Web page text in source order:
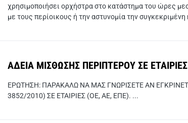
χρησιμοποιήσει ορχήστρα στο κατάστημα του ώρες
με τους περίοικους ή την αστυνομία την
ΑΔΕΙΑ ΜΙΣΘΩΣΗΣ ΠΕΡΙΠΤΕΡΟΥ ΣΕ ΕΤΑΙΡΙΕΣ
ΕΡΩΤΗΣΗ: ΠΑΡΑΚΑΛΩ ΝΑ ΜΑΣ ΓΝΩΡΙΣΕΤΕ ΑΝ
3852/2010) ΣΕ ΕΤΑΙΡΙΕΣ (ΟΕ, ΑΕ, ΕΠΕ). ...